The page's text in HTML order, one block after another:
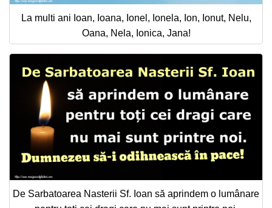
La multi ani Ioan, Ioana, Ionel, Ionela, Ion, Ionut, Nelu,
Oana, Nela, Ionica, Jana!
De Sarbatoarea Nasterii Sf. Ioan să aprindem o lumânare